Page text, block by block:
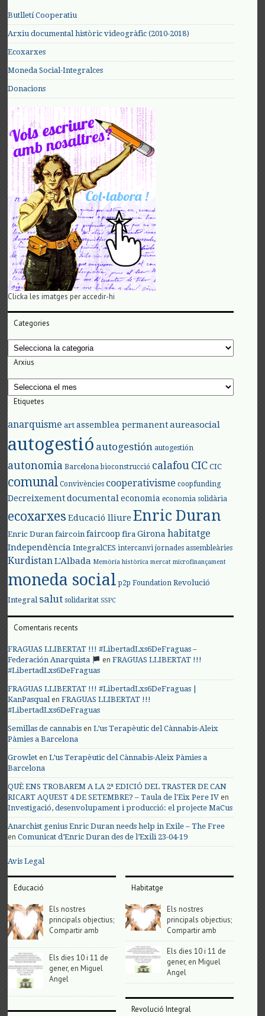
Butlletí Cooperatiu
Arxiu documental històric videogràfic (2010-2018)
Ecoxarxes
Moneda Social-Integralces
Donacions
Clicka les imatges per accedir-hi
Categories
Categories
Arxius
Arxius
Etiquetes
anarquisme art assemblea permanent aureasocial
autogestió autogestión autogestión
autonomia Barcelona bioconstrucció calafouCIC CIC
comunal Convivències cooperativisme coopfunding
Decreixement documental economia economia solidària
ecoxarxes Educació lliure Enric Duran
Enric Duran faircoin faircoop fira Girona habitatge
Independència IntegralCES intercanvi jornades assembleàries
KurdistanL'Albada Memòria històrica mercat microfinançament
moneda social p2p Foundation Revolució
Integral salut solidaritat SSPC
Comentaris recents
FRAGUAS LLIBERTAT !!! #LibertadLxs6DeFraguas –
Federación Anarquista
enFRAGUAS LLIBERTAT !!!
#LibertadLxs6DeFraguas
FRAGUAS LLIBERTAT !!! #LibertadLxs6DeFraguas |
KanPasqualenFRAGUAS LLIBERTAT !!!
#LibertadLxs6DeFraguas
Semillas de cannabis enL’us Terapèutic del Cànnabis-Aleix
Pàmies a Barcelona
Growlet enL’us Terapèutic del Cànnabis-Aleix Pàmies a
Barcelona
QUÈ ENS TROBAREM A LA 2ª EDICIÓ DEL TRASTER DE CAN
RICART AQUEST 4 DE SETEMBRE? – Taula de l'Eix Pere IV en
Investigació, desenvolupament i producció: el projecte MaCus
Anarchist genius Enric Duran needs help in Exile – The Free
enComunicat d’Enric Duran des de l’Exili 23-04-19
Avis Legal
Educació
Els nostres
principals objectius;
Compartir amb
Els dies 10 i 11 de
gener, en Miguel
Angel
Habitatge
Els nostres
principals objectius;
Compartir amb
Els dies 10 i 11 de
gener, en Miguel
Angel
Revolució Integral